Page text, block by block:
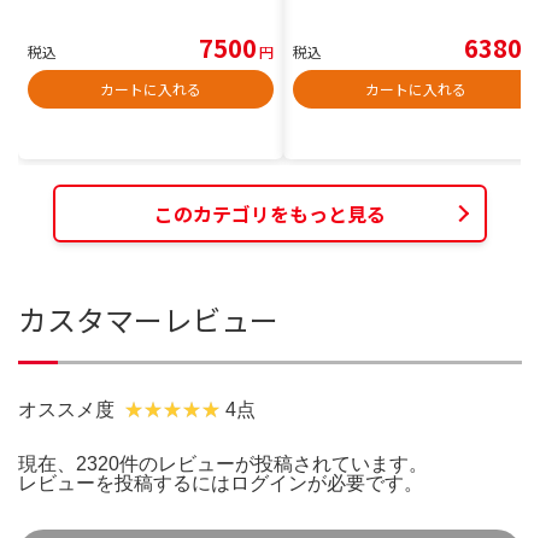
税込 7500円
カートに入れる
税込 6380
カートに入れる
このカテゴリをもっと見る
カスタマーレビュー
オススメ度 4点
現在、2320件のレビューが投稿されています。
レビューを投稿するには ログインが必要です。